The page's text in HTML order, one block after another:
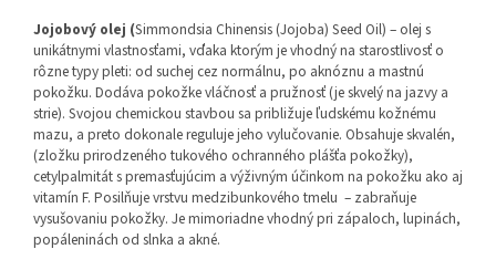
Jojobový olej (Simmondsia Chinensis (Jojoba) Seed Oil) – olej s
unikátnymi vlastnosťami, vďaka ktorým je vhodný na starostlivosť o
rôzne typy pleti: od suchej cez normálnu, po aknóznu a mastnú
pokožku. Dodáva pokožke vláčnosť a pružnosť (je skvelý na jazvy a
strie). Svojou chemickou stavbou sa približuje ľudskému kožnému
mazu, a preto dokonale reguluje jeho vylučovanie. Obsahuje skvalén,
(zložku prirodzeného tukového ochranného plášťa pokožky),
cetylpalmitát s premasťujúcim a výživným účinkom na pokožku ako aj
vitamín F. Posilňuje vrstvu medzibunkového tmelu – zabraňuje
vysušovaniu pokožky. Je mimoriadne vhodný pri zápaloch, lupinách,
popáleninách od slnka a akné.